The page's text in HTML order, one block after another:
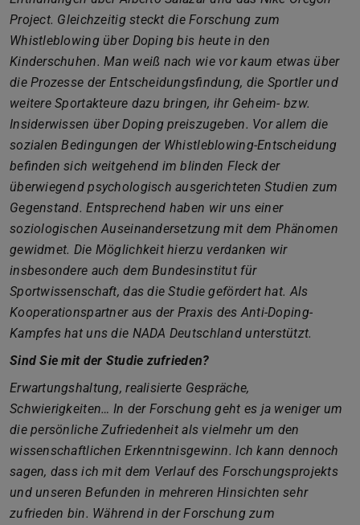
Project. Gleichzeitig steckt die Forschung zum
Whistleblowing über Doping bis heute in den
Kinderschuhen. Man weiß nach wie vor kaum etwas über
die Prozesse der Entscheidungsfindung, die Sportler und
weitere Sportakteure dazu bringen, ihr Geheim- bzw.
Insiderwissen über Doping preiszugeben. Vor allem die
sozialen Bedingungen der Whistleblowing-Entscheidung
befinden sich weitgehend im blinden Fleck der
überwiegend psychologisch ausgerichteten Studien zum
Gegenstand. Entsprechend haben wir uns einer
soziologischen Auseinandersetzung mit dem Phänomen
gewidmet. Die Möglichkeit hierzu verdanken wir
insbesondere auch dem Bundesinstitut für
Sportwissenschaft, das die Studie gefördert hat. Als
Kooperationspartner aus der Praxis des Anti-Doping-
Kampfes hat uns die NADA Deutschland unterstützt.
Sind Sie mit der Studie zufrieden?
Erwartungshaltung, realisierte Gespräche,
Schwierigkeiten… In der Forschung geht es ja weniger um
die persönliche Zufriedenheit als vielmehr um den
wissenschaftlichen Erkenntnisgewinn. Ich kann dennoch
sagen, dass ich mit dem Verlauf des Forschungsprojekts
und unseren Befunden in mehreren Hinsichten sehr
zufrieden bin. Während in der Forschung zum